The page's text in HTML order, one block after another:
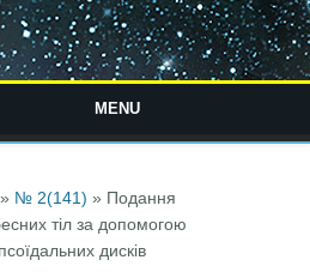
MENU
» № 2(141) » Подання
тіл за допомогою
дисків